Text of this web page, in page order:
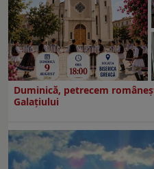
Duminică, petrecem
Galaţiului